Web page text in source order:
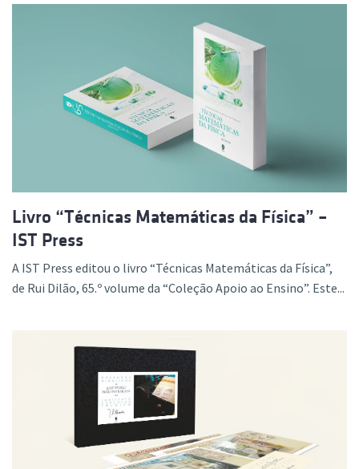
Livro “Técnicas Matemáticas da Física” –
IST Press
A IST Press editou o livro “Técnicas Matemáticas da Física”,
de Rui Dilão, 65.º volume da “Coleção Apoio ao Ensino”. Este...